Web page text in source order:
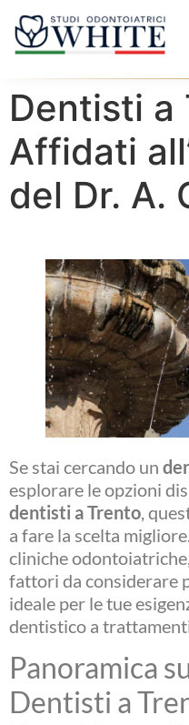
Dentisti a
Affidati
del Dr. A.
Se stai cercando un
esplorare le opzioni
dentisti a Trento ,
a fare la scelta
cliniche
fattori da considerare
ideale per le tue
dentistico a
Panoramica
Dentisti a